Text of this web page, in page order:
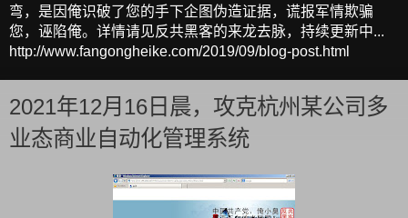
弯，是因俺识破了您的手下企图伪造证据，谎报军情欺骗
您，诬陷俺。详情请见反共黑客的来龙去脉，持续更新中...
http://www.fangongheike.com/2019/09/blog-post.html
2021年12月16日晨，攻克杭州某公司多
业态商业自动化管理系统